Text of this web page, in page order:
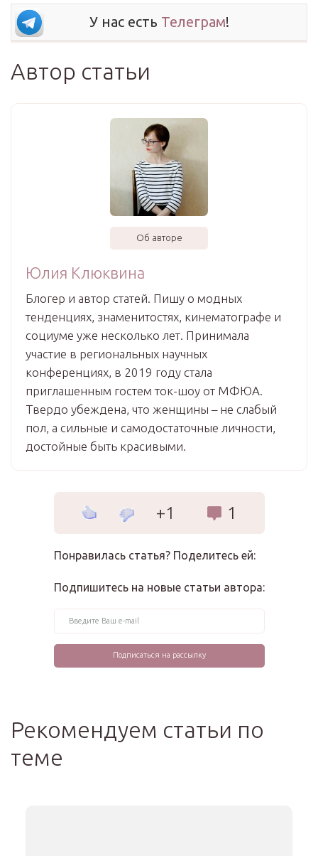
У нас есть Телеграм!
Автор статьи
Об авторе
Юлия Клюквина
Блогер и автор статей. Пишу о модных
тенденциях, знаменитостях, кинематографе и
социуме уже несколько лет. Принимала
участие в региональных научных
конференциях, в 2019 году стала
приглашенным гостем ток-шоу от МФЮА.
Твердо убеждена, что женщины – не слабый
пол, а сильные и самодостаточные личности,
достойные быть красивыми.
+1 1
Понравилась статья? Поделитесь ей:
Подпишитесь на новые статьи автора:
Рекомендуем статьи по
теме